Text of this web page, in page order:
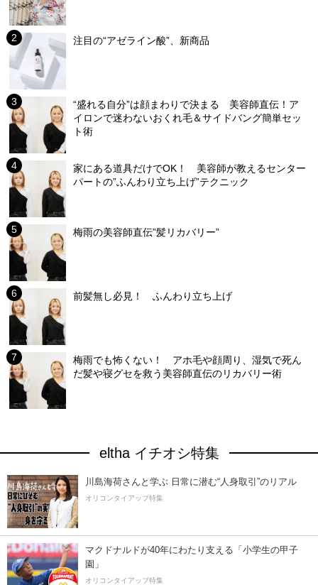
注目の“アゼライン酸”、新商品
“盛れる自分”は顔まわりで決まる 美容師直伝！ア
イロンで迷わないおくれ毛＆サイドバング簡単セッ
ト術
家にある道具だけでOK！ 美容師が教えるセンター
パートの”ふんわり立ち上げ”テクニック
梅雨の美容師直伝”髪リカバリー”
前髪無し必見！ ふんわり立ち上げ
梅雨でも怖くない！ アホ毛や顔周り、湿気で死ん
だ髪や寝グセを救う美容師直伝のリカバリー術
eltha イチオシ特集
川島海荷さんと学ぶ 日常に潜む“人身取引”のリアル
オリコンタイアップ特集
マクドナルドが40年にわたり支える「小学生の甲子
園」
オリコンタイアップ特集